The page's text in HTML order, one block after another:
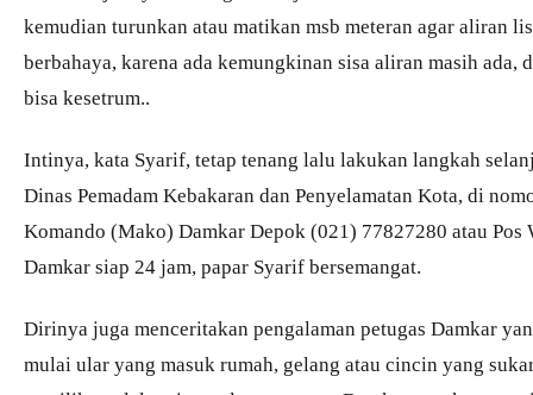
kemudian turunkan atau matikan msb meteran agar aliran
berbahaya, karena ada kemungkinan sisa aliran masih
bisa kesetrum..
Intinya, kata Syarif, tetap tenang lalu lakukan langkah
Dinas Pemadam Kebakaran dan Penyelamatan Kota, di
Komando (Mako) Damkar Depok (021) 77827280 atau
Damkar siap 24 jam, papar Syarif bersemangat.
Dirinya juga menceritakan pengalaman petugas Damkar
mulai ular yang masuk rumah, gelang atau cincin yang